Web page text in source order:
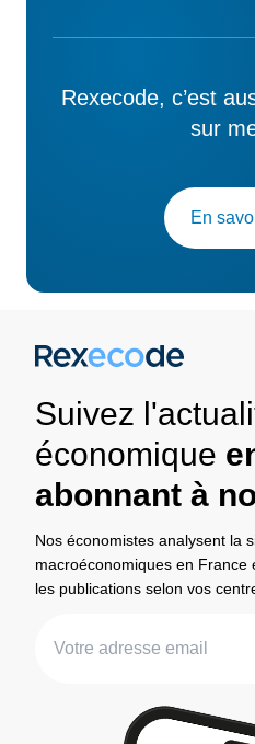
Rexecode, c’est
sur
En
Suivez
économique
abonnant à
Nos économistes analysent la
macroéconomiques en France
les publications selon vos